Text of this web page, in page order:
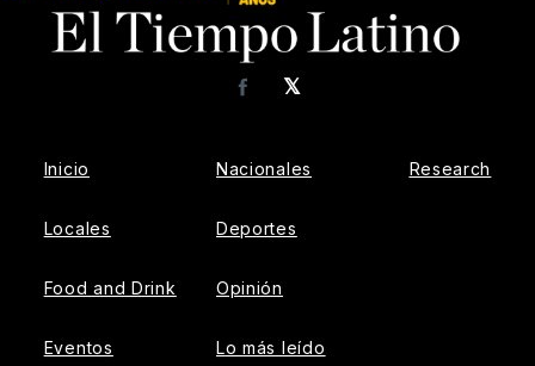
𝕏
Facebook
Inicio
Locales
Food and Drink
Eventos
Nacionales
Deportes
Opinión
Lo más leído
Research